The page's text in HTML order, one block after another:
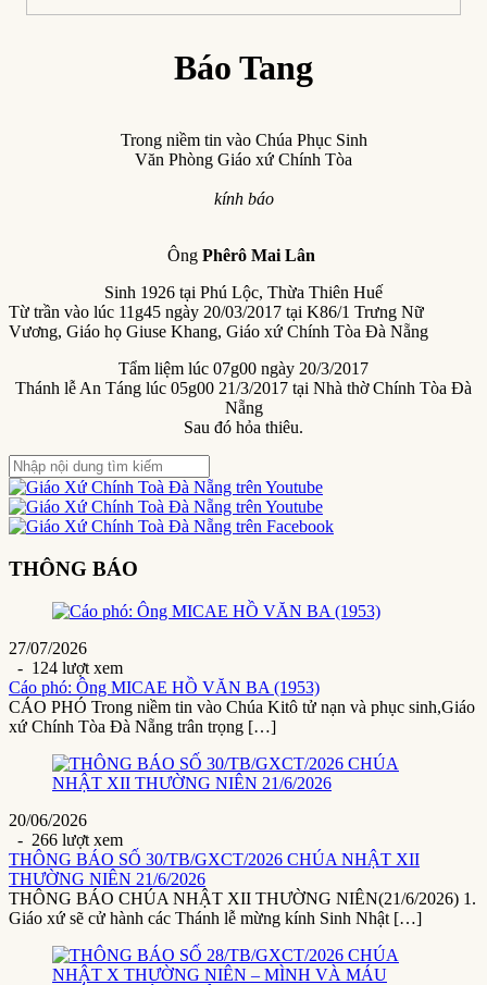
Báo Tang
Trong niềm tin vào Chúa Phục Sinh
Văn Phòng Giáo xứ Chính Tòa
kính báo
Ông Phêrô Mai Lân
Sinh 1926 tại Phú Lộc, Thừa Thiên Huế
Từ trần vào lúc 11g45 ngày 20/03/2017 tại K86/1 Trưng Nữ
Vương, Giáo họ Giuse Khang, Giáo xứ Chính Tòa Đà Nẵng
Tẩm liệm lúc 07g00 ngày 20/3/2017
Thánh lễ An Táng lúc 05g00 21/3/2017 tại Nhà thờ Chính Tòa Đà
Nẵng
Sau đó hỏa thiêu.
THÔNG BÁO
27/07/2026
- 124 lượt xem
Cáo phó: Ông MICAE HỒ VĂN BA (1953)
CÁO PHÓ Trong niềm tin vào Chúa Kitô tử nạn và phục sinh,Giáo
xứ Chính Tòa Đà Nẵng trân trọng […]
20/06/2026
- 266 lượt xem
THÔNG BÁO SỐ 30/TB/GXCT/2026 CHÚA NHẬT XII
THƯỜNG NIÊN 21/6/2026
THÔNG BÁO CHÚA NHẬT XII THƯỜNG NIÊN(21/6/2026) 1.
Giáo xứ sẽ cử hành các Thánh lễ mừng kính Sinh Nhật […]